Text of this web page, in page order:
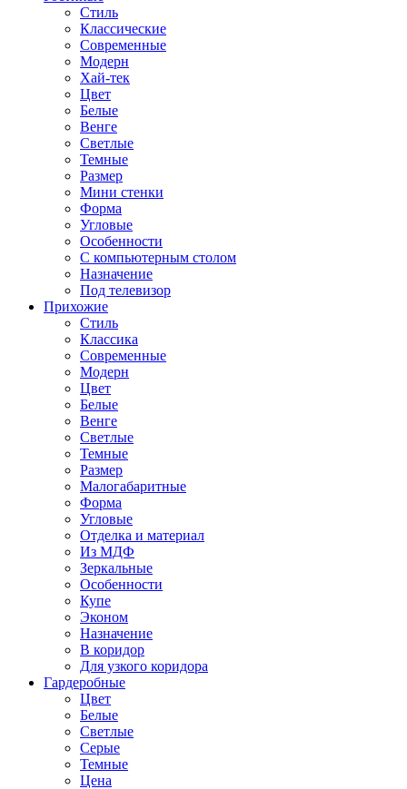
Стиль
Классические
Современные
Модерн
Хай-тек
Цвет
Белые
Венге
Светлые
Темные
Размер
Мини стенки
Форма
Угловые
Особенности
С компьютерным столом
Назначение
Под телевизор
Прихожие
Стиль
Классика
Современные
Модерн
Цвет
Белые
Венге
Светлые
Темные
Размер
Малогабаритные
Форма
Угловые
Отделка и материал
Из МДФ
Зеркальные
Особенности
Купе
Эконом
Назначение
В коридор
Для узкого коридора
Гардеробные
Цвет
Белые
Светлые
Серые
Темные
Цена